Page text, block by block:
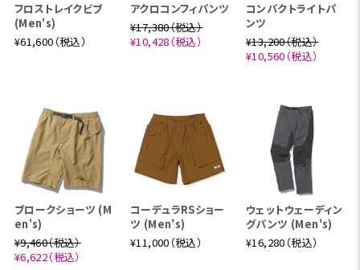
フロストレイクビブ
(Men's)
¥61,600（税込）
アクロコンフィパンツ
¥17,380（税込）
¥10,428（税込）
コンパクトライトパ
ンツ
¥13,200（税込）
¥10,560（税込）
ブロークショーツ (M
en's)
¥9,460（税込）
¥6,622（税込）
コーデュラRSショー
ツ (Men's)
¥11,000（税込）
ウェットウェーディン
グパンツ (Men's)
¥16,280（税込）